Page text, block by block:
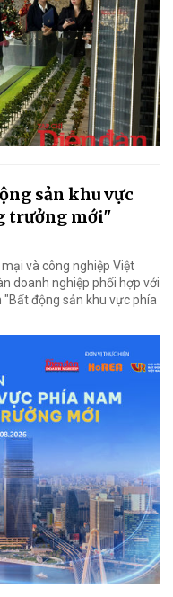
sản khu vực
trưởng mới"
và công nghiệp Việt
doanh nghiệp phối hợp với
động sản khu vực phía